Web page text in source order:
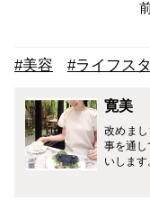
#美容 #ライフス
寛美
改めま
事を通
いします